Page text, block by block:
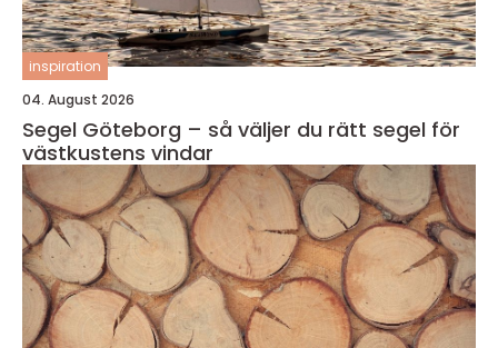
inspiration
04. August 2026
Segel Göteborg – så väljer du rätt segel för
västkustens vindar